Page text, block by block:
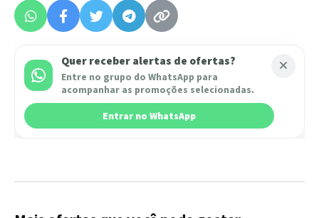
Quer receber alertas de ofertas?
Entre no grupo do WhatsApp para
acompanhar as promoções selecionadas.
Entrar no WhatsApp